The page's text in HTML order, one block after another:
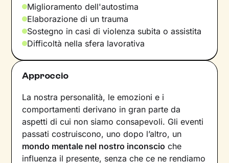
Miglioramento dell'autostima
Elaborazione di un trauma
Sostegno in casi di violenza subita o assistita
Difficoltà nella sfera lavorativa
Approccio
La nostra personalità, le emozioni e i
comportamenti derivano in gran parte da
aspetti di cui non siamo consapevoli. Gli eventi
passati costruiscono, uno dopo l’altro, un
mondo mentale nel nostro inconscio che
influenza il presente, senza che ce ne rendiamo